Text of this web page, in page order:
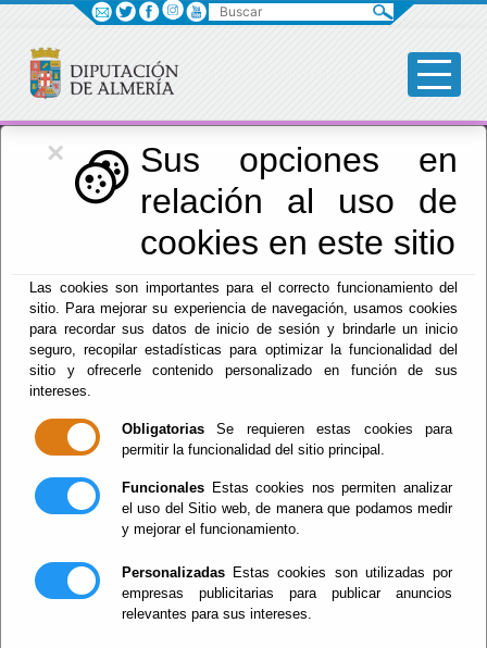
×
Sus opciones en
relación al uso de
cookies en este sitio
Las cookies son importantes para el correcto funcionamiento del
sitio. Para mejorar su experiencia de navegación, usamos cookies
para recordar sus datos de inicio de sesión y brindarle un inicio
seguro, recopilar estadísticas para optimizar la funcionalidad del
sitio y ofrecerle contenido personalizado en función de sus
intereses.
Obligatorias Se requieren estas cookies para
permitir la funcionalidad del sitio principal.
Funcionales Estas cookies nos permiten analizar
el uso del Sitio web, de manera que podamos medir
y mejorar el funcionamiento.
Personalizadas Estas cookies son utilizadas por
empresas publicitarias para publicar anuncios
relevantes para sus intereses.
Igualdad
Menú Igualdad
Sala para
proyectos de
igualdad
Sala para proyectos de igualdad.
intercambio de experiencias en materia de igualdad de
género, conferencias, presentaciones proyectos
provinciales de los Ayuntamientos y las asociaciones
Buscar